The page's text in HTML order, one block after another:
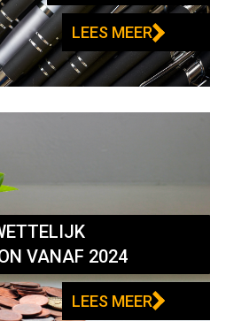
LEES MEER
VANAF 2024
LEES MEER